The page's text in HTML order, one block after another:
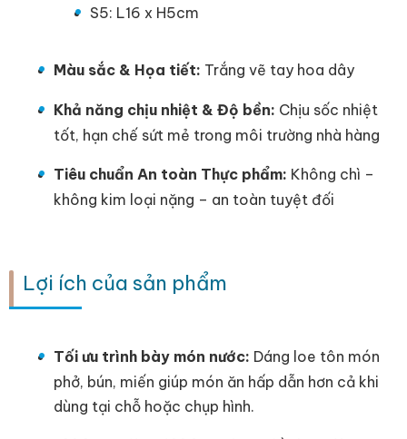
S5: L16 x H5cm
Màu sắc & Họa tiết: Trắng vẽ tay hoa dây
Khả năng chịu nhiệt & Độ bền: Chịu sốc nhiệt
tốt, hạn chế sứt mẻ trong môi trường nhà hàng
Tiêu chuẩn An toàn Thực phẩm: Không chì –
không kim loại nặng – an toàn tuyệt đối
Lợi ích của sản phẩm
Tối ưu trình bày món nước: Dáng loe tôn món
phở, bún, miến giúp món ăn hấp dẫn hơn cả khi
dùng tại chỗ hoặc chụp hình.